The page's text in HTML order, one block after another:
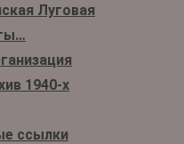
Луговая
1940-х
ссылки